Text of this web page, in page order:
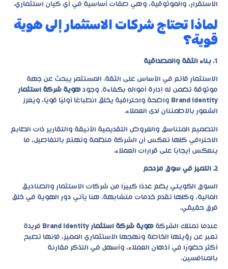
الاستقرار، والموثوقية، وهي صفات أساسية في أي كيان استثماري.
لماذا تحتاج شركات الاستثمار إلى هوية
قوية؟
1. بناء الثقة والمصداقية
الاستثمار قائم في الأساس على الثقة. المستثمر يبحث عن جهة
موثوقة تضمن له إدارة أمواله بكفاءة. وجود هوية شركة استثمار
Brand Identity واضحة واحترافية يخلق انطباعًا أوليًا قويًا، ويُعزز
الشعور بالاطمئنان لدى العملاء.
التصميم المتناسق والعروض التقديمية الأنيقة والتقارير ذات الطابع
الاحترافي كلها تعكس أن الشركة منظمة وتهتم بالتفاصيل، ما
ينعكس إيجابًا على قرارات العملاء.
2. التميز في سوق مزدحم
السوق الكويتي يضم عددًا كبيرًا من شركات الاستثمار والصناديق
المالية، وكلها تقدم خدمات متشابهة. هنا يأتي دور الهوية في خلق
فرق حقيقي.
عندما تمتلك الشركة هوية شركة استثمار Brand Identity
فريدة
تعبر عن رؤيتها الخاصة ونهجها الاستثماري المميز، فإنها تصبح
أكثر حضورًا في أذهان العملاء، وأسهل في التذكر مقارنة
بالمنافسين.